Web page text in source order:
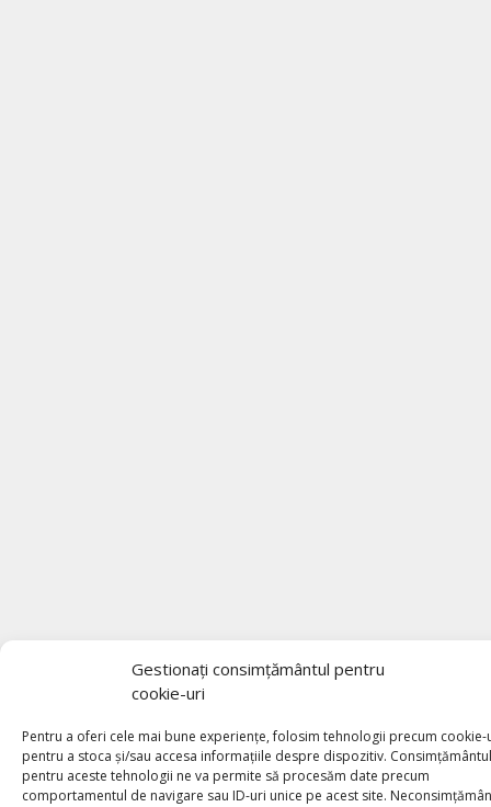
Gestionați consimțământul pentru
cookie-uri
Pentru a oferi cele mai bune experiențe, folosim tehnologii precum cookie-
pentru a stoca și/sau accesa informațiile despre dispozitiv. Consimțământul
pentru aceste tehnologii ne va permite să procesăm date precum
comportamentul de navigare sau ID-uri unice pe acest site.